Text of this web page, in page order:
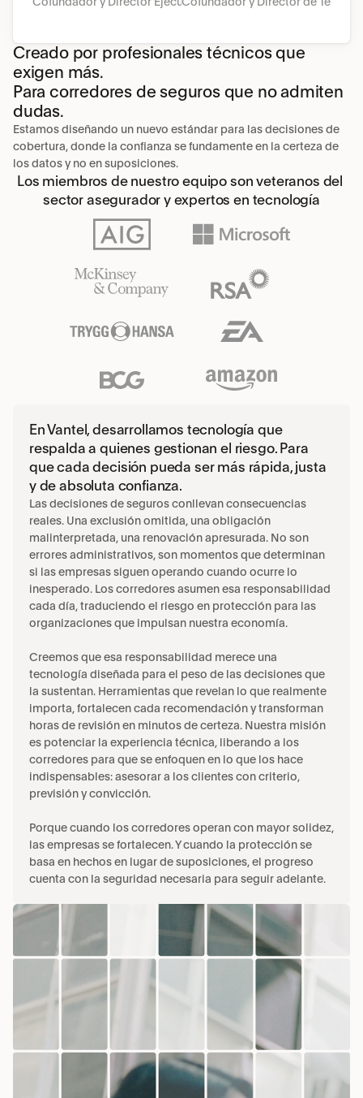
Creado por profesionales técnicos que
exigen más.
Para corredores de seguros que no admiten
dudas.
Estamos diseñando un nuevo estándar para las decisiones de
cobertura, donde la confianza se fundamente en la certeza de
los datos y no en suposiciones.
Los miembros de nuestro equipo son veteranos del
sector asegurador y expertos en tecnología
En Vantel, desarrollamos tecnología que
respalda a quienes gestionan el riesgo. Para
que cada decisión pueda ser más rápida, justa
y de absoluta confianza.
Las decisiones de seguros conllevan consecuencias
reales. Una exclusión omitida, una obligación
malinterpretada, una renovación apresurada. No son
errores administrativos, son momentos que determinan
si las empresas siguen operando cuando ocurre lo
inesperado. Los corredores asumen esa responsabilidad
cada día, traduciendo el riesgo en protección para las
organizaciones que impulsan nuestra economía.
Creemos que esa responsabilidad merece una
tecnología diseñada para el peso de las decisiones que
la sustentan. Herramientas que revelan lo que realmente
importa, fortalecen cada recomendación y transforman
horas de revisión en minutos de certeza. Nuestra misión
es potenciar la experiencia técnica, liberando a los
corredores para que se enfoquen en lo que los hace
indispensables: asesorar a los clientes con criterio,
previsión y convicción.
Porque cuando los corredores operan con mayor solidez,
las empresas se fortalecen. Y cuando la protección se
basa en hechos en lugar de suposiciones, el progreso
cuenta con la seguridad necesaria para seguir adelante.